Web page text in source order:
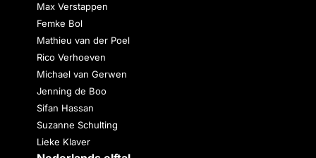
Max Verstappen
Femke Bol
Mathieu van der Poel
Rico Verhoeven
Michael van Gerwen
Jenning de Boo
Sifan Hassan
Suzanne Schulting
Lieke Klaver